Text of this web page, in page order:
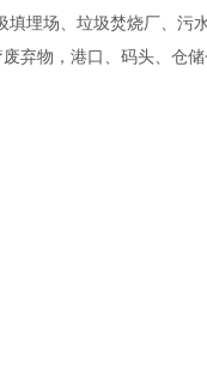
埋场、垃圾焚烧厂、污
弃物，港口、码头、仓